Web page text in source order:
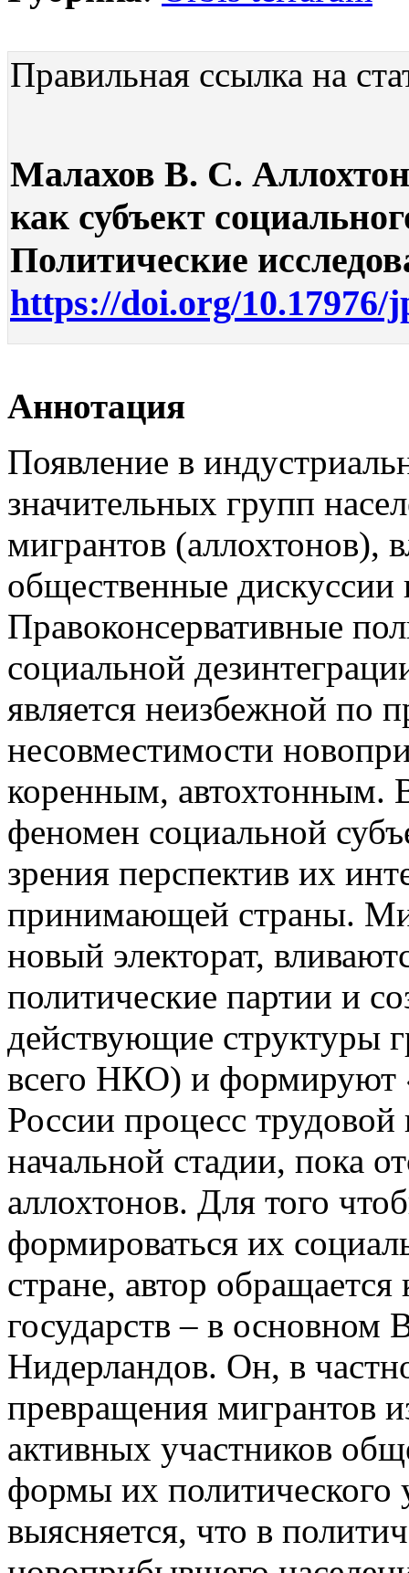
Правильная ссылка на
Малахов В. С.
как субъект
Политические
https://doi.org/10.17976/
Аннотация
Появление в
значительных групп
мигрантов (аллохтонов),
общественные
Правоконсервативные
социальной
является неизбежной по
несовместимости
коренным, автохтонным.
феномен социальной
зрения перспектив их
принимающей страны.
новый электорат,
политические партии и
действующие структуры
всего НКО) и формируют
России процесс
начальной стадии, пока
аллохтонов. Для того
формироваться их
стране, автор
государств – в
Нидерландов. Он, в
превращения мигрантов
активных участников
формы их политического
выясняется, что в